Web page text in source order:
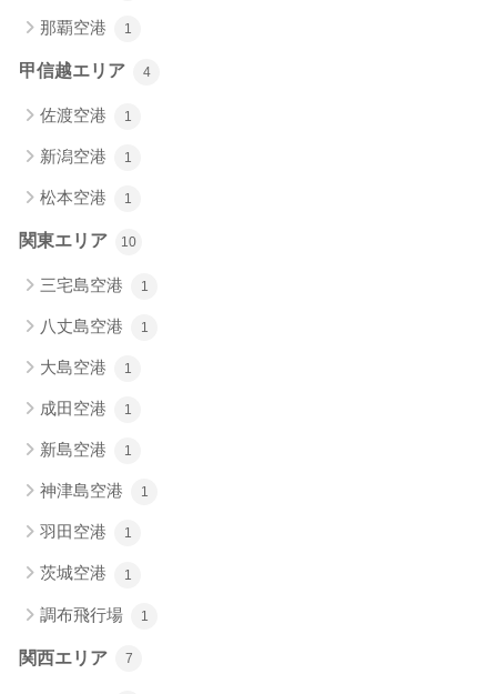
那覇空港 1
甲信越エリア 4
佐渡空港 1
新潟空港 1
松本空港 1
関東エリア 10
三宅島空港 1
八丈島空港 1
大島空港 1
成田空港 1
新島空港 1
神津島空港 1
羽田空港 1
茨城空港 1
調布飛行場 1
関西エリア 7